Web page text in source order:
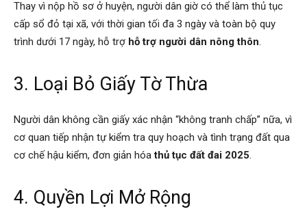
Thay vì nộp hồ sơ ở huyện, người dân giờ có thể làm thủ tục
cấp sổ đỏ tại xã, với thời gian tối đa 3 ngày và toàn bộ quy
trình dưới 17 ngày, hỗ trợ hỗ trợ người dân nông thôn.
3. Loại Bỏ Giấy Tờ Thừa
Người dân không cần giấy xác nhận “không tranh chấp” nữa, vì
cơ quan tiếp nhận tự kiểm tra quy hoạch và tình trạng đất qua
cơ chế hậu kiểm, đơn giản hóathủ tục đất đai 2025.
4. Quyền Lợi Mở Rộng